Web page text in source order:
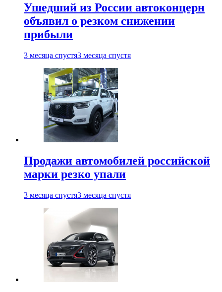
Ушедший из России автоконцерн
объявил о резком снижении
прибыли
3 месяца спустя3 месяца спустя
Продажи автомобилей российской
марки резко упали
3 месяца спустя3 месяца спустя